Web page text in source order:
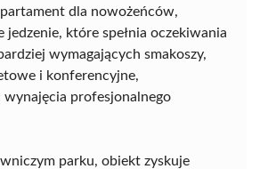
dla nowożeńców,
jedzenie, które spełnia oczekiwania
wymagających smakoszy,
i konferencyjne,
wynajęcia profesjonalnego
parku, obiekt zyskuje